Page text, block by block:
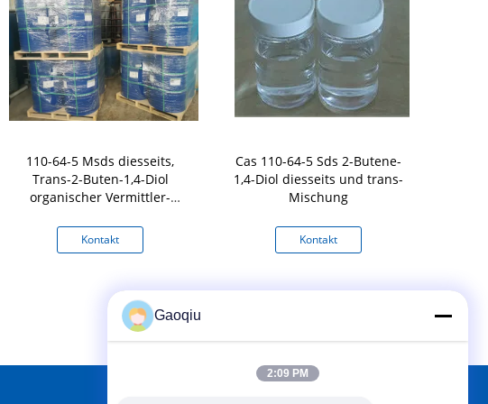
110-64-5 Msds diesseits,
Trans-2-Buten-1,4-Diol
organischer Vermittler-
Kontakt
Cas 110-64-5 Sds 2-Butene-
1,4-Diol diesseits und trans-
Mischung
Kontakt
Gaoqiu
2:09 PM